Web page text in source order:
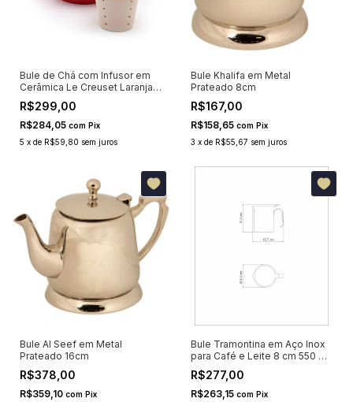
Bule de Chá com Infusor em
Cerâmica Le Creuset Laranja
600ml
R$299,00
R$284,05 com Pix
5 x de R$59,80 sem juros
Bule Khalifa em Metal
Prateado 8cm
R$167,00
R$158,65 com Pix
3 x de R$55,67 sem juros
Bule Al Seef em Metal
Prateado 16cm
R$378,00
R$359,10 com Pix
Bule Tramontina em Aço Inox
para Café e Leite 8 cm 550 ml
61570080
R$277,00
R$263,15 com Pix